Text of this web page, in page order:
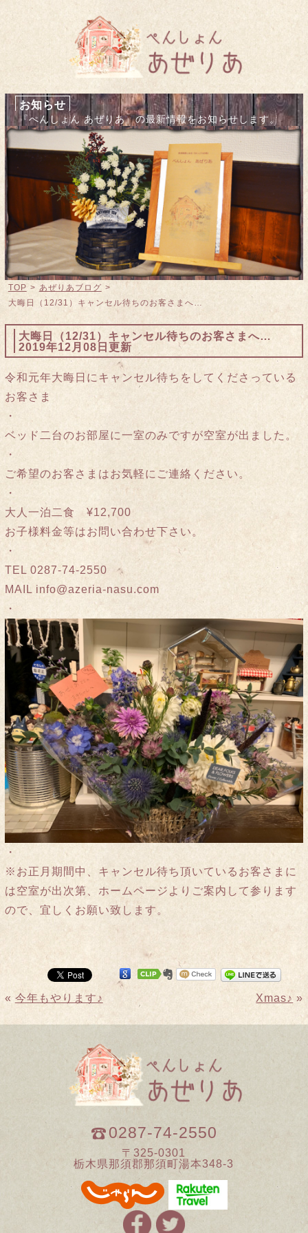
お知らせ
『ぺんしょん あぜりあ』の最新情報をお知らせします。
TOP > あぜりあブログ >
大晦日（12/31）キャンセル待ちのお客さまへ…
大晦日（12/31）キャンセル待ちのお客さまへ…
2019年12月08日更新
令和元年大晦日にキャンセル待ちをしてくださっている
お客さま
・
ベッド二台のお部屋に一室のみですが空室が出ました。
・
ご希望のお客さまはお気軽にご連絡ください。
・
大人一泊二食 ¥12,700
お子様料金等はお問い合わせ下さい。
・
TEL 0287-74-2550
MAIL info@azeria-nasu.com
・
・
※お正月期間中、キャンセル待ち頂いているお客さまに
は空室が出次第、ホームページよりご案内して参ります
ので、宜しくお願い致します。
« 今年もやります♪ Xmas♪ »
0287-74-2550
〒325-0301
栃木県那須郡那須町湯本348-3